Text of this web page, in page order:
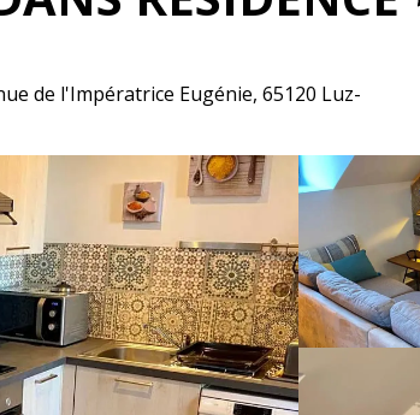
de l'Impératrice Eugénie, 65120 Luz-